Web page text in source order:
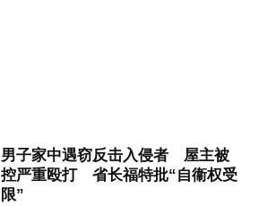
男子家中遇窃反击入侵者 屋主被
控严重殴打 省长福特批“自衞权受
限”